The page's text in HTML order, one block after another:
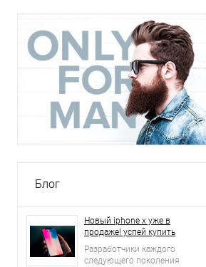
Блог
Новый iphone x уже в
продаже! успей купить
Разработчики каждого
следующего поколения